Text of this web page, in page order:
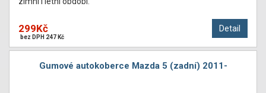
Detail
299Kč
bez DPH 247 Kč
Gumové autokoberce Mazda 5 (zadní) 2011-